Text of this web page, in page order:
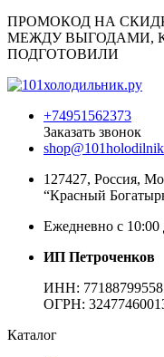
ПРОМОКОД НА
МЕЖДУ ВЫГОДАМИ,
ПОДГОТОВИЛИ
+74951562373
Заказать звонок
127427, Россия,
“Красный
Ежедневно с 10:00
ИП Петроченков
ИНН:
ОГРН:
Каталог